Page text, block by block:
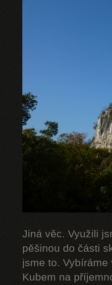
Jiná věc. Využili
pěšinou do části
jsme to.
Kubem na